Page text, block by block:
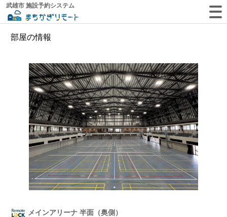
武雄市 施設予約システム
部屋の情報
メインアリーナ 半面（奥側）